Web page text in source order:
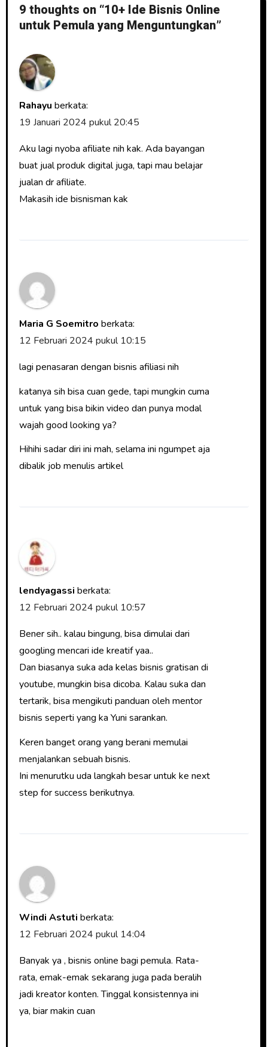
9 thoughts on “10+ Ide Bisnis Online
untuk Pemula yang Menguntungkan”
Rahayu berkata:
19 Januari 2024 pukul 20:45
Aku lagi nyoba afiliate nih kak. Ada bayangan
buat jual produk digital juga, tapi mau belajar
jualan dr afiliate.
Makasih ide bisnisman kak
Maria G Soemitro berkata:
12 Februari 2024 pukul 10:15
lagi penasaran dengan bisnis afiliasi nih
katanya sih bisa cuan gede, tapi mungkin cuma
untuk yang bisa bikin video dan punya modal
wajah good looking ya?
Hihihi sadar diri ini mah, selama ini ngumpet aja
dibalik job menulis artikel
lendyagassi berkata:
12 Februari 2024 pukul 10:57
Bener sih.. kalau bingung, bisa dimulai dari
googling mencari ide kreatif yaa..
Dan biasanya suka ada kelas bisnis gratisan di
youtube, mungkin bisa dicoba. Kalau suka dan
tertarik, bisa mengikuti panduan oleh mentor
bisnis seperti yang ka Yuni sarankan.
Keren banget orang yang berani memulai
menjalankan sebuah bisnis.
Ini menurutku uda langkah besar untuk ke next
step for success berikutnya.
Windi Astuti berkata:
12 Februari 2024 pukul 14:04
Banyak ya , bisnis online bagi pemula. Rata-
rata, emak-emak sekarang juga pada beralih
jadi kreator konten. Tinggal konsistennya ini
ya, biar makin cuan